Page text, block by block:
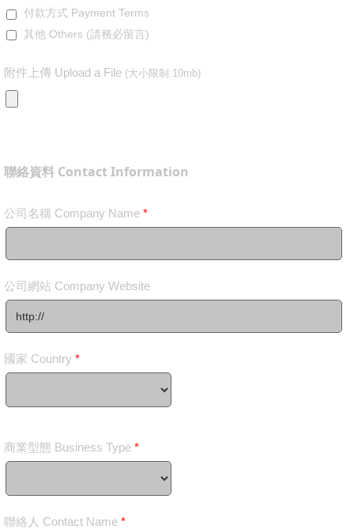
付款方式 Payment Terms
其他 Others (請務必留言)
附件上傳 Upload a File (大小限制:10mb)
聯絡資料 Contact Information
公司名稱 Company Name *
公司網站 Company Website
國家 Country *
商業型態 Business Type *
聯絡人 Contact Name *